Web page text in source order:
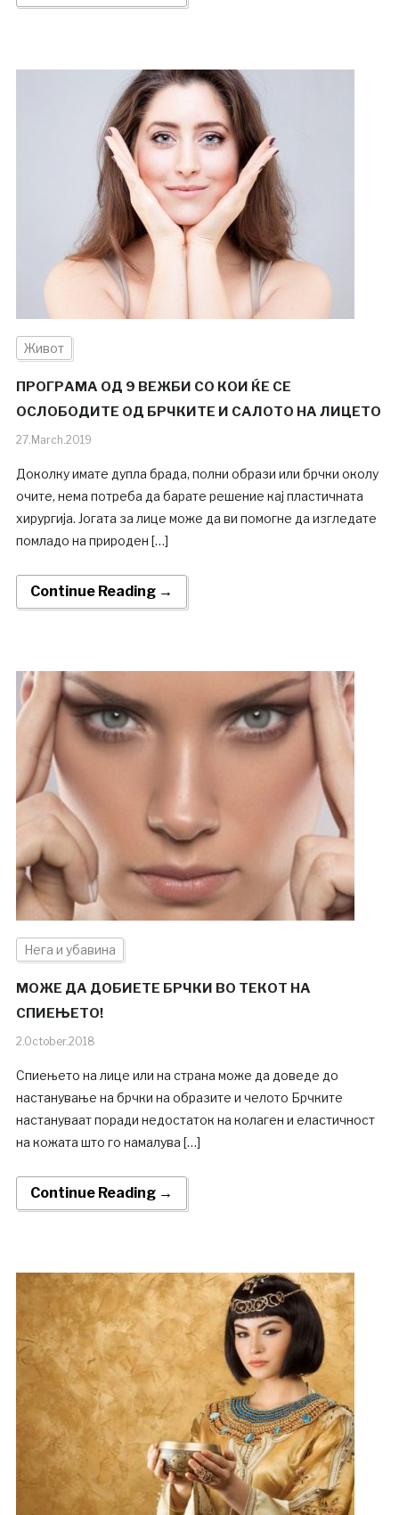
Живот
ПРОГРАМА ОД 9 ВЕЖБИ СО КОИ ЌЕ СЕ
ОСЛОБОДИТЕ ОД БРЧКИТЕ И САЛОТО НА ЛИЦЕТО
27.March.2019
Доколку имате дупла брада, полни образи или брчки околу
очите, нема потреба да барате решение кај пластичната
хирургија. Јогата за лице може да ви помогне да изгледате
помладо на природен […]
Continue Reading →
Нега и убавина
МОЖЕ ДА ДОБИЕТЕ БРЧКИ ВО ТЕКОТ НА
СПИЕЊЕТО!
2.October.2018
Спиењето на лице или на страна може да доведе до
настанување на брчки на образите и челото Брчките
настануваат поради недостаток на колаген и еластичност
на кожата што го намалува […]
Continue Reading →